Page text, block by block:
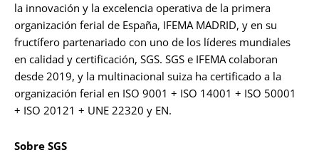
la innovación y la excelencia operativa de la primera
organización ferial de España, IFEMA MADRID, y en su
fructífero partenariado con uno de los líderes mundiales
en calidad y certificación, SGS. SGS e IFEMA colaboran
desde 2019, y la multinacional suiza ha certificado a la
organización ferial en ISO 9001 + ISO 14001 + ISO 50001
+ ISO 20121 + UNE 22320 y EN.
Sobre SGS